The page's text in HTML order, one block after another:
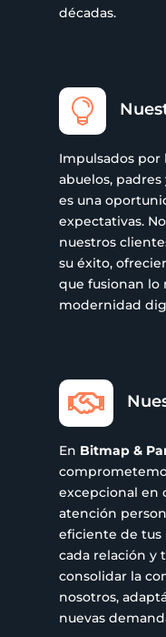
décadas.

Impulsados por
abuelos,
es una
expectativas.
nuestros
su éxito,
que fusionan lo
modernidad

En Bitmap &
excepcional en
atención
eficiente de tus
cada relación y
consolidar la
nosotros,
nuevas